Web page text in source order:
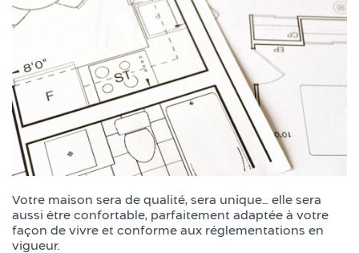
Votre maison sera de qualité, sera unique… elle sera
aussi être confortable, parfaitement adaptée à votre
façon de vivre et conforme aux réglementations en
vigueur.